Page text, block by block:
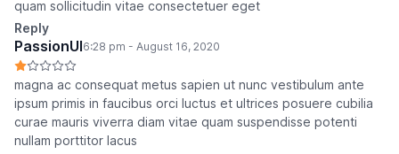
quam sollicitudin vitae consectetuer eget
Reply
PassionUI6:28 pm - August 16, 2020
magna ac consequat metus sapien ut nunc vestibulum ante
ipsum primis in faucibus orci luctus et ultrices posuere cubilia
curae mauris viverra diam vitae quam suspendisse potenti
nullam porttitor lacus